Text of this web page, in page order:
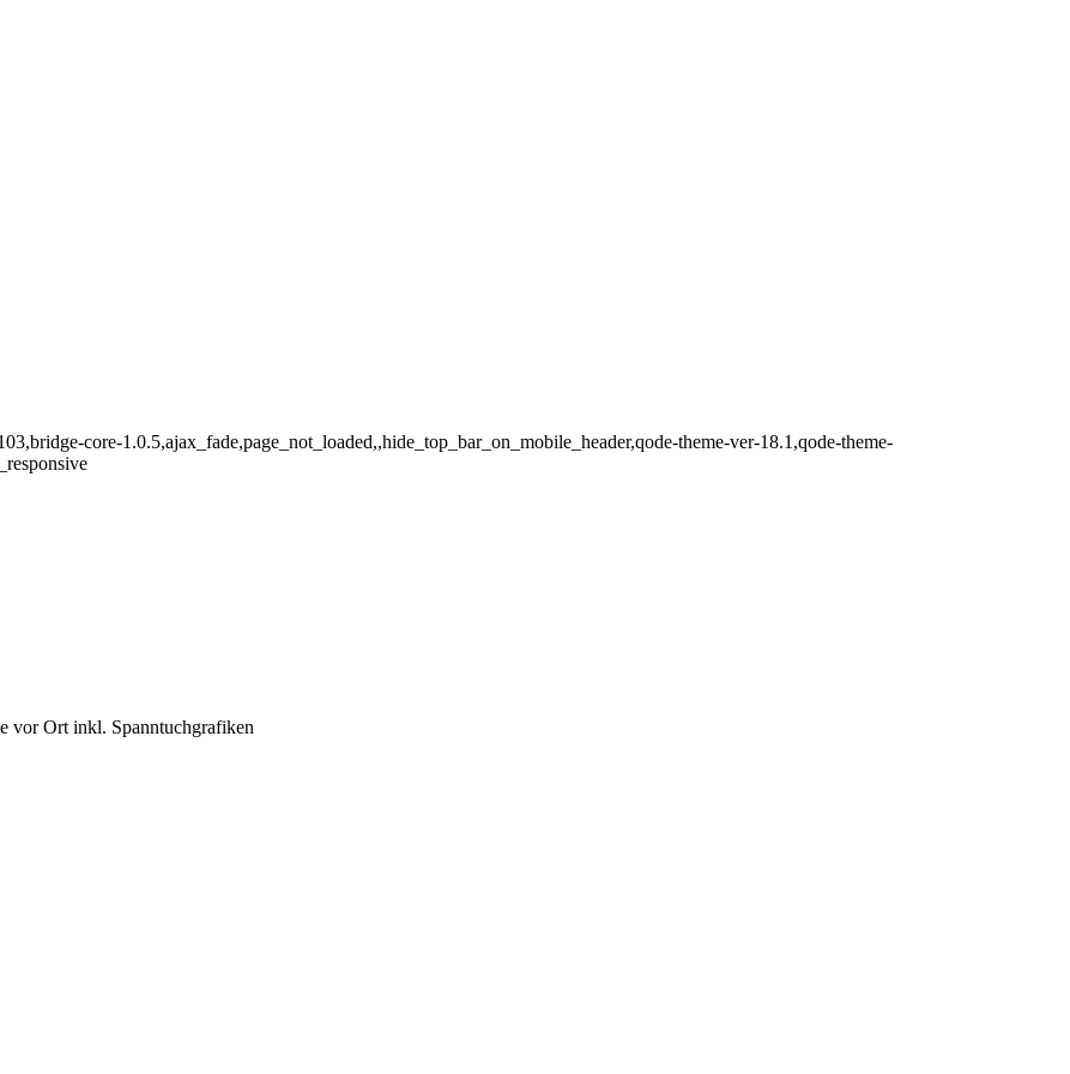
core-1.0.5,ajax_fade,page_not_loaded,,hide_top_bar_on_mobile_header,qode-theme-ver-18.1,qode-theme-
vor Ort inkl. Spanntuchgrafiken